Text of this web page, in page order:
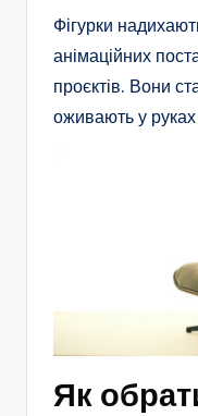
Фігурки
анімаційних
проєктів. Вони
оживають у руках
Як